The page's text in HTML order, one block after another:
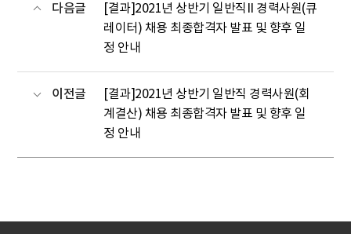
다음글
[결과]2021년 상반기 일반직II 경력사원(큐
레이터) 채용 최종합격자 발표 및 향후 일
정 안내
이전글
[결과]2021년 상반기 일반직 경력사원(회
계결산) 채용 최종합격자 발표 및 향후 일
정 안내